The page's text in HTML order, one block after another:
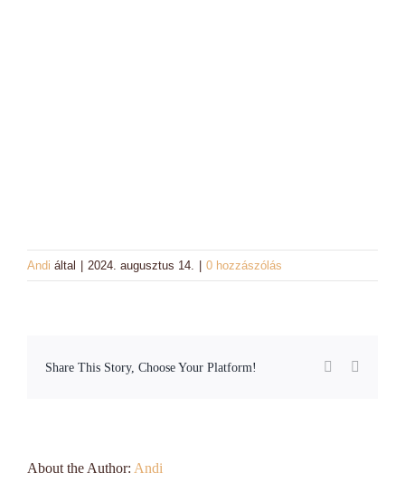
Andi által 2024. augusztus 14. 0 hozzászólás
Share This Story, Choose Your Platform! Facebook
About the Author: Andi